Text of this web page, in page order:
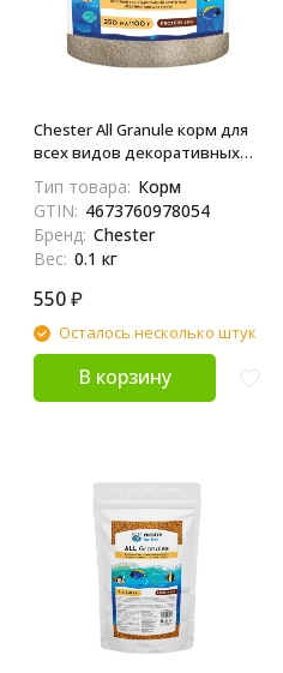
Chester All Granule корм для
всех видов декоративных
- 100 г
Тип товара: Корм
GTIN: 4673760978054
Бренд: Chester
Вес: 0.1 кг
550₽
Осталось несколько штук
В корзину